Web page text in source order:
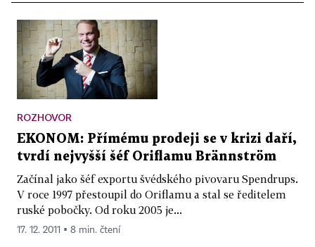
ROZHOVOR
EKONOM: Přímému prodeji se v krizi daří,
tvrdí nejvyšší šéf Oriflamu Brännström
Začínal jako šéf exportu švédského pivovaru Spendrups.
V roce 1997 přestoupil do Oriflamu a stal se ředitelem
ruské pobočky. Od roku 2005 je...
17. 12. 2011 ▪ 8 min. čtení